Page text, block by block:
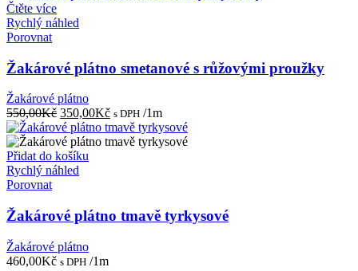
Čtěte více
Rychlý náhled
Porovnat
Žakárové plátno smetanové s růžovými proužky
Žakárové plátno
550,00Kč Původní
cena
byla:
550,00Kč.
350,00KčAktuální
cena
je:
s DPH /1m
Přidat do košíku
Rychlý náhled
Porovnat
Žakárové plátno tmavě tyrkysové
Žakárové plátno
460,00Kč s DPH /1m